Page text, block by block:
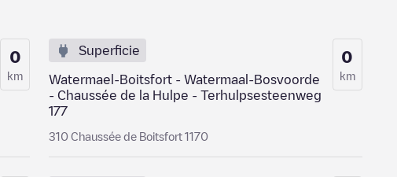
0
km
Superficie
Watermael-Boitsfort - Watermaal-Bosvoorde
- Chaussée de la Hulpe - Terhulpsesteenweg
177
310 Chaussée de Boitsfort 1170
0
km